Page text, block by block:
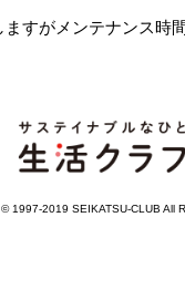
すがメンテナンス時
1997-2019 SEIKATSU-CLUB All